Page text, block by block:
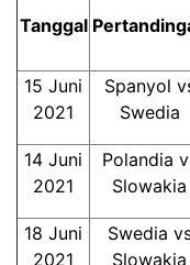
Tanggal
15 Juni
2021
Spanyol
Swedia
14 Juni
2021
Polandia
Slowakia
18 Juni
2021
Swedia
Slowakia